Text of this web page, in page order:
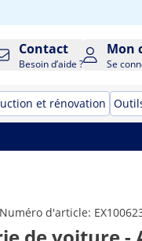
Contact
Besoin d’aide ?
Mon
Se
et rénovation
Numéro d'article: